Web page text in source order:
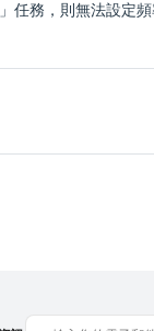
任務，則無法設定